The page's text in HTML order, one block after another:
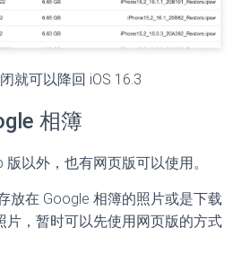
就可以降回 iOS 16.3
相簿
以外，也有网页版可以使用。
放在 Google 相簿的照片或是下载
片，暂时可以先使用网页版的方式